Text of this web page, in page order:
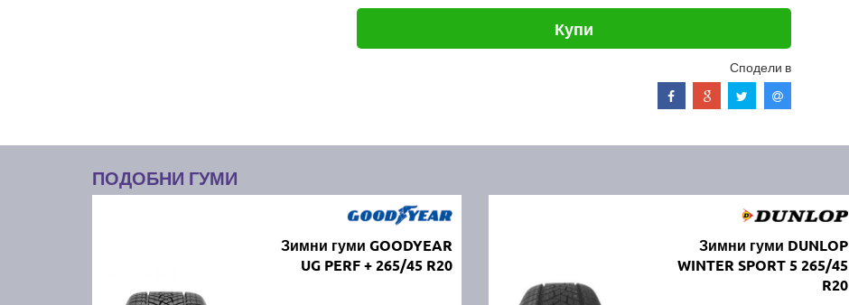
Купи
Сподели в
ПОДОБНИ ГУМИ
Зимни гуми GOODYEAR
UG PERF + 265/45 R20
Зимни гуми DUNLOP
WINTER SPORT 5 265/45
R20